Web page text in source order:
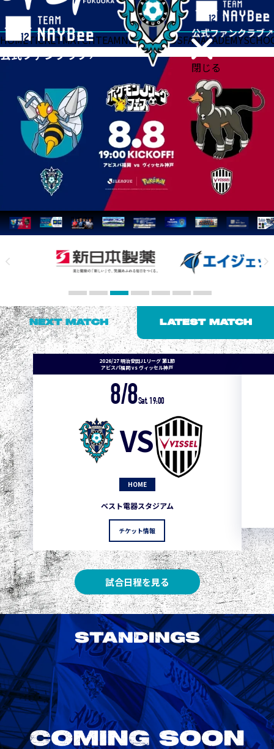
閉じる
HOMETICKETMATCHTEAMNEWSGOODSFANACADEMY
NEXT MATCH LATEST MATCH
2026/27 明治安田J1リーグ 第1節
アビスパ福岡 vs ヴィッセル神戸
8/8Sat. 19:00
VS
HOME
ベスト電器スタジアム
チケット情報
試合日程を見る
STANDINGS